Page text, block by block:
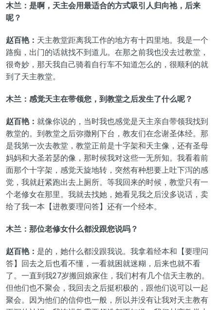
木兰：是啊，天主会用最适合的方式吸引人归向祂，后来
呢？
赵百艳： 天主教堂距离我工作的地方有十四里地。我是一个
路痴，出门的话就找不到道儿。在那之前我也没去过教堂，
很奇妙，那天我自己骑着自行车不知道怎么的，很顺利的就
到了天主教堂。
木兰：感觉天主在带领您，到教堂之后发生了什么呢？
赵百艳： 就像你说的，当时我也感觉是天主亲自带领我找到
教堂的。到教堂之后弥撒刚下台，教友们在念谢圣体经。那
是我第一次去教堂，教堂正前是十字架和天主像，还有圣母
妈妈和大圣若瑟的像，那时候我对这些一无所知。我看着前
面那个十字架，感觉天旋地转，突然有种想要上吐下泻的感
觉，我就赶紧跑出去上厕所。等我回来的时候，教堂只有一
个老修女在那里。我就去找她，她看见我之后没多说话，卖
给了我一本【进教要理问答】还有一个经本。
木兰：那位老修女什么都没跟您说吗？
赵百艳： 是的，她什么都没跟我说。我拿着经本和【要理问
答】回去之后也看不懂，一看就困就迷糊，后来也就不看
了。一直到我27岁搬回娘家住，我们村有几个信天主教的。
但他们也不聚会，我回去之后挺积极的，跟他们说可以一起
聚会。因为他们的信仰也一般，所以并没有让我对天主教有